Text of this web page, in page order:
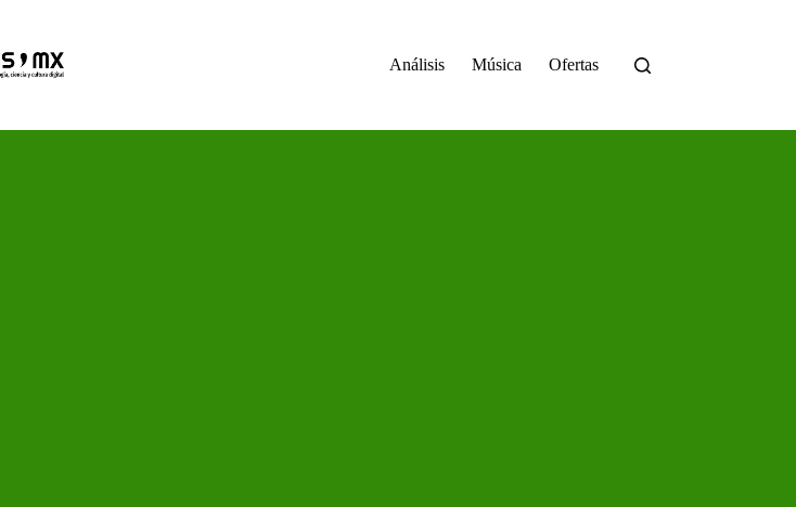
Análisis Música Ofertas